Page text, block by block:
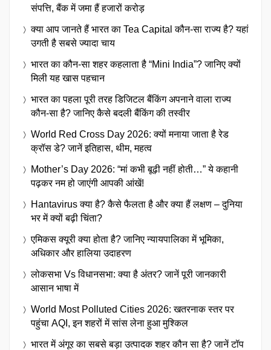
संपत्ति, बैंक में जमा हैं हजारों करोड़
क्या आप जानते हैं भारत का Tea Capital कौन-सा राज्य है? यहां
उगती है सबसे ज्यादा चाय
भारत का कौन-सा शहर कहलाता है “Mini India”? जानिए क्यों
मिली यह खास पहचान
भारत का पहला पूरी तरह डिजिटल बैंकिंग अपनाने वाला राज्य
कौन-सा है? जानिए कैसे बदली बैंकिंग की तस्वीर
World Red Cross Day 2026: क्यों मनाया जाता है रेड
क्रॉस डे? जानें इतिहास, थीम, महत्व
Mother’s Day 2026: “मां कभी बूढ़ी नहीं होती…” ये कहानी
पढ़कर नम हो जाएंगी आपकी आंखें!
Hantavirus क्या है? कैसे फैलता है और क्या हैं लक्षण – दुनिया
भर में क्यों बढ़ी चिंता?
एमिकस क्यूरी क्या होता है? जानिए न्यायपालिका में भूमिका,
अधिकार और हालिया उदाहरण
लोकसभा Vs विधानसभा: क्या है अंतर? जानें पूरी जानकारी
आसान भाषा में
World Most Polluted Cities 2026: खतरनाक स्तर पर
पहुंचा AQI, इन शहरों में सांस लेना हुआ मुश्किल
भारत में अंगूर का सबसे बड़ा उत्पादक शहर कौन सा है? जानें टॉप